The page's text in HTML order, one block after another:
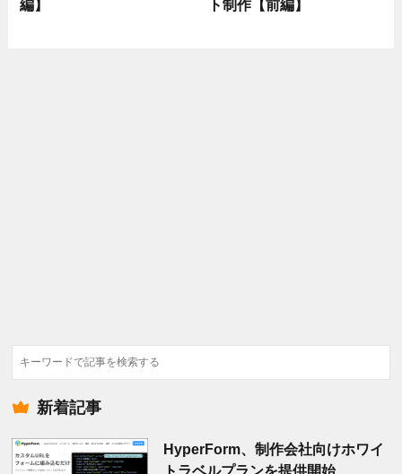
編】
ト制作【前編】
検
索
新着記事
HyperForm、制作会社向けホワイ
トラベルプランを提供開始